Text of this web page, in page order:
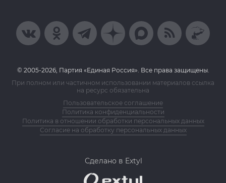
© 2005-2026, Партия «Единая Россия». Все права защищены.
При полном или частичном использовании материалов ссылка
на ресурс обязательна
Пользовательское соглашение
Политика конфиденциальности
Политика в отношении обработки персональных данных
Согласие на обработку персональных данных
Сделано в Extyl